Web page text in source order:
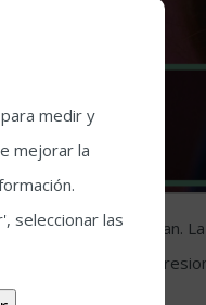
recinto que visitan.
acompañar a la
medir y
mejorar la
seleccionar las